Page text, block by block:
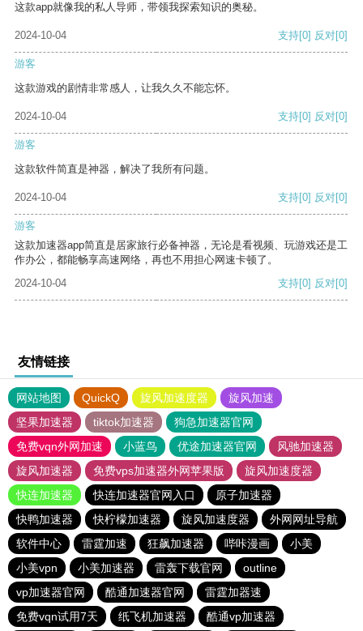
这款app就像我的私人导师，带领我探索知识的奥秘。
2024-10-04 支持[0] 反对[0]
游客
这款游戏的剧情非常感人，让我久久不能忘怀。
2024-10-04 支持[0] 反对[0]
游客
这款软件简直是神器，解决了我所有问题。
2024-10-04 支持[0] 反对[0]
游客
这款加速器app简直是居家旅行必备神器，无论是看视频、玩游戏还是工
作办公，都能畅享高速网络，再也不用担心网速卡顿了。
2024-10-04
支持[0] 反对[0]
友情链接
网站地图 QuickQ 旋风加速度器
旋风加速
坚果加速器
tiktok加速器
狗急加速器官网
免费vqn外网加速
小蓝鸟 优途加速器官网
风驰加速器
旋风加速器
免费vps加速器外网苹果版
旋风加速度器
快连加速器
快连加速器官网入口
原子加速器
快鸭加速器
快柠檬加速器 旋风加速度器
外网网址导航
软件中心
雷霆加速 狂飙加速器 哔咔漫画
小美
小美vpn
小美加速器 雷轰下载官网
outline
vp加速器官网
酷通加速器官网
雷霆加器速
免费vqn试用7天
纸飞机加速器 酷通vp加速器